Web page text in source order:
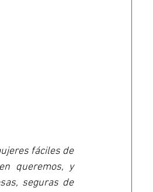
fáciles de
queremos, y
seguras de